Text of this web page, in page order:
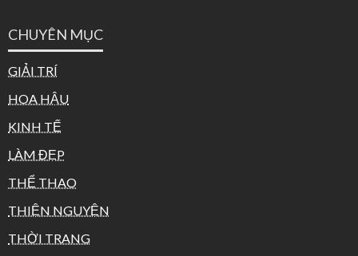
CHUYÊN MỤC
GIẢI TRÍ
HOA HẬU
KINH TẾ
LÀM ĐẸP
THỂ THAO
THIỆN NGUYỆN
THỜI TRANG